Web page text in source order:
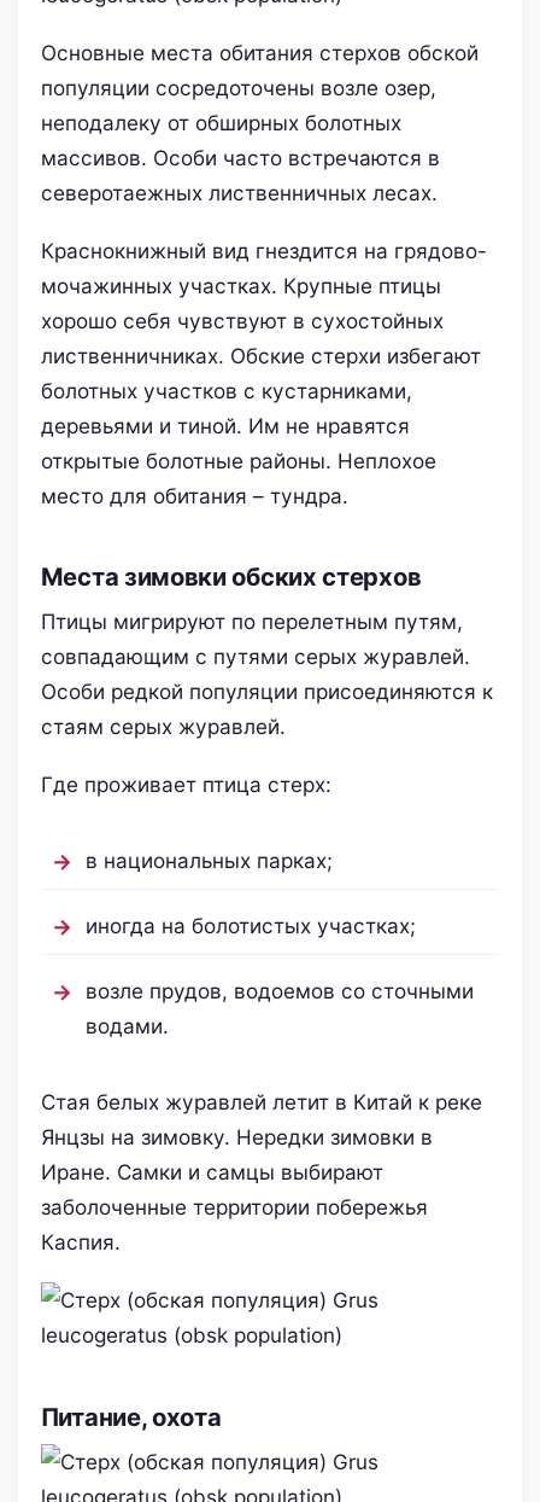
Основные места обитания стерхов обской
популяции сосредоточены возле озер,
неподалеку от обширных болотных
массивов. Особи часто встречаются в
северотаежных лиственничных лесах.
Краснокнижный вид гнездится на грядово-
мочажинных участках. Крупные птицы
хорошо себя чувствуют в сухостойных
лиственничниках. Обские стерхи избегают
болотных участков с кустарниками,
деревьями и тиной. Им не нравятся
открытые болотные районы. Неплохое
место для обитания – тундра.
Места зимовки обских стерхов
Птицы мигрируют по перелетным путям,
совпадающим с путями серых журавлей.
Особи редкой популяции присоединяются к
стаям серых журавлей.
Где проживает птица стерх:
в национальных парках;
иногда на болотистых участках;
возле прудов, водоемов со сточными
водами.
Стая белых журавлей летит в Китай к реке
Янцзы на зимовку. Нередки зимовки в
Иране. Самки и самцы выбирают
заболоченные территории побережья
Каспия.
Питание, охота